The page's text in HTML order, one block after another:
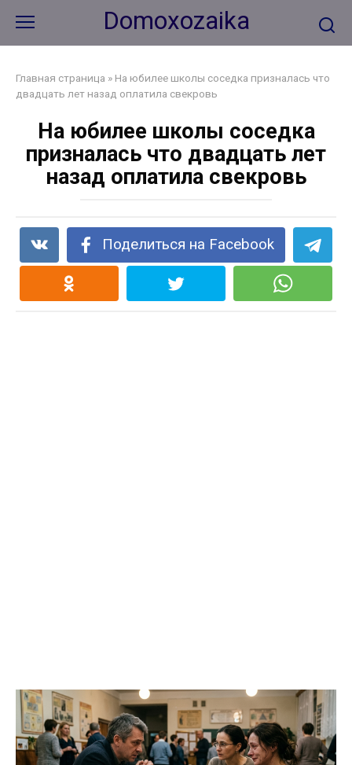
контенту
Domoxozaika
Главная страница » На юбилее школы соседка призналась что
двадцать лет назад оплатила свекровь
На юбилее школы соседка
призналась что двадцать лет
назад оплатила свекровь
Поделиться на Facebook